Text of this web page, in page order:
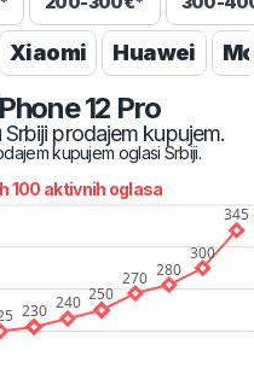
Xiaomi Huawei
12 Pro
Srbiji prodajem kupujem.
kupujem oglasi Srbiji.
100 aktivnih oglasa